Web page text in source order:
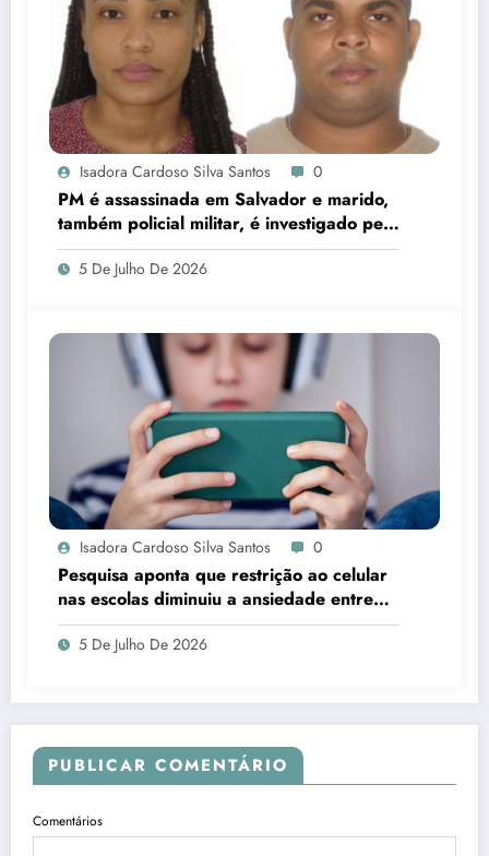
Isadora Cardoso Silva Santos 0
PM é assassinada em Salvador e marido,
também policial militar, é investigado pelo
crime
5 De Julho De 2026
Isadora Cardoso Silva Santos 0
Pesquisa aponta que restrição ao celular
nas escolas diminuiu a ansiedade entre
estudantes
5 De Julho De 2026
PUBLICAR COMENTÁRIO
Comentários